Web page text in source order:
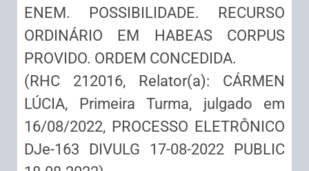
ENEM. POSSIBILIDADE. RECURSO
ORDINÁRIO EM HABEAS CORPUS
PROVIDO. ORDEM CONCEDIDA.
(RHC 212016, Relator(a): CÁRMEN
LÚCIA, Primeira Turma, julgado em
16/08/2022, PROCESSO ELETRÔNICO
DJe-163 DIVULG 17-08-2022 PUBLIC